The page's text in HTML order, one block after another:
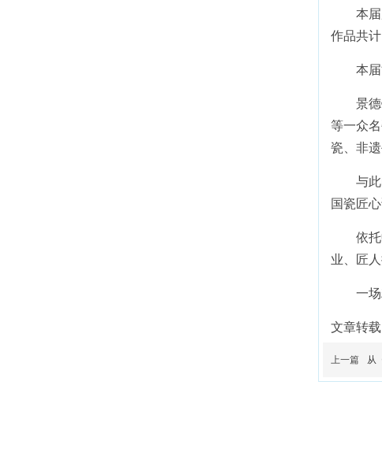
本
作品共计
本
景
等一众
瓷、非
与
国瓷匠
依
业、匠
一
文章转
上一篇 从